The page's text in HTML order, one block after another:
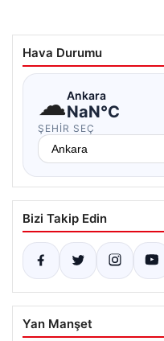
Hava Durumu
☁Ankara
NaN°C
ŞEHIR SEÇ
Bizi Takip Edin
Yan Manşet